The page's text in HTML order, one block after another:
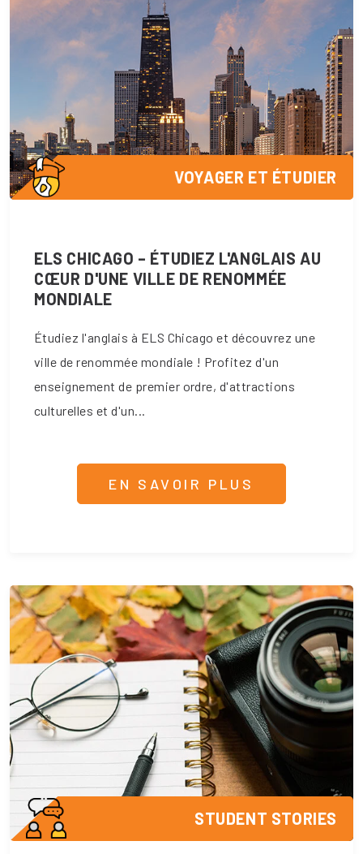
VOYAGER ET ÉTUDIER
ELS CHICAGO – ÉTUDIEZ L'ANGLAIS AU
CŒUR D'UNE VILLE DE RENOMMÉE
MONDIALE
Étudiez l'anglais à ELS Chicago et découvrez une
ville de renommée mondiale ! Profitez d'un
enseignement de premier ordre, d'attractions
culturelles et d'un...
EN SAVOIR PLUS
STUDENT STORIES